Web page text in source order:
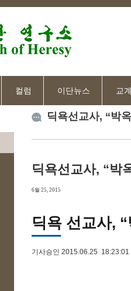
컬럼 이단뉴스 교
딕욕선교사, “박
딕욕선교사, “박
6월 25, 2015
딕욕 선교사,
기사승인 2015.06.25 18:23:01